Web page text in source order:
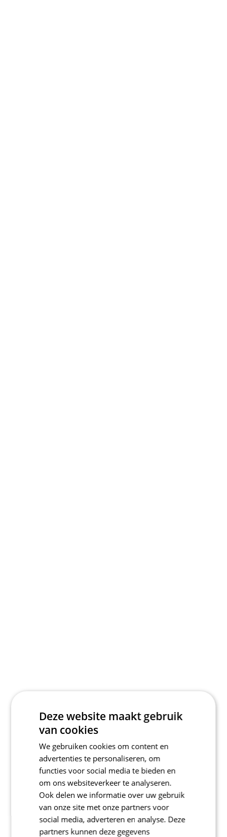
Deze website maakt gebruik
van cookies
We gebruiken cookies om content en
advertenties te personaliseren, om
functies voor social media te bieden en
om ons websiteverkeer te analyseren.
Ook delen we informatie over uw gebruik
van onze site met onze partners voor
social media, adverteren en analyse. Deze
partners kunnen deze gegevens